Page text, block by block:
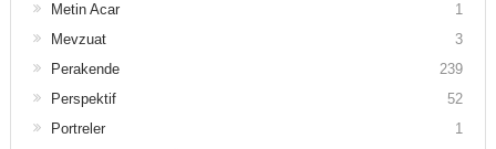
Metin Acar
1
Mevzuat
3
Perakende
239
Perspektif
52
Portreler
1